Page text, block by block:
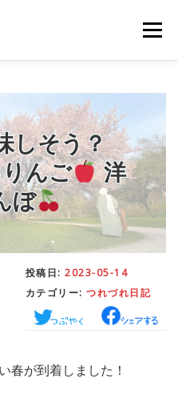
メニュー
FOOD– ごはん事情
方
考察
TRAVEL – 旅行
しそう？
んご
洋
ぼ
投稿日:2023-05-14
カテゴリー:つれづれ日記
春が到着しました！